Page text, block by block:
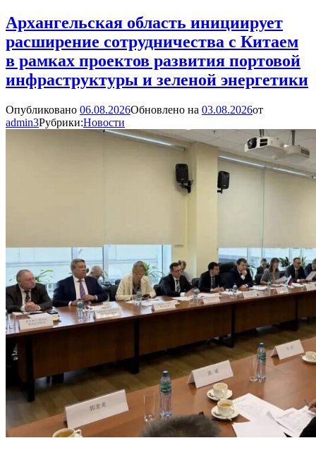
Архангельская область инициирует
расширение сотрудничества с Китаем
в рамках проектов развития портовой
инфраструктуры и зеленой энергетики
Опубликовано 06.08.2026Обновлено на 03.08.2026от
admin3Рубрики:Новости